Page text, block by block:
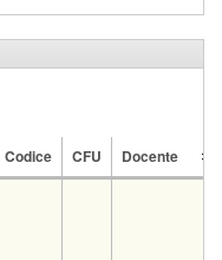
Codice CFU
Docente